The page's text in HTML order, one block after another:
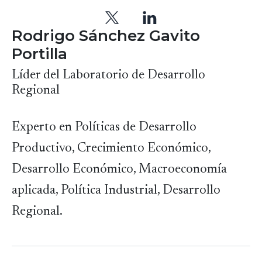
Rodrigo Sánchez Gavito
Portilla
Líder del Laboratorio de Desarrollo
Regional
Experto en Políticas de Desarrollo
Productivo, Crecimiento Económico,
Desarrollo Económico, Macroeconomía
aplicada, Política Industrial, Desarrollo
Regional.